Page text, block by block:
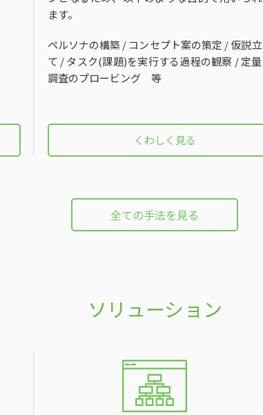
ます。
ペルソナの構築 / コンセプト案の策定 / 仮説立
て / タスク(課題)を実行する過程の観察 / 定量
調査のプロービング 等
くわしく見る
全ての手法を見る
ソリューション